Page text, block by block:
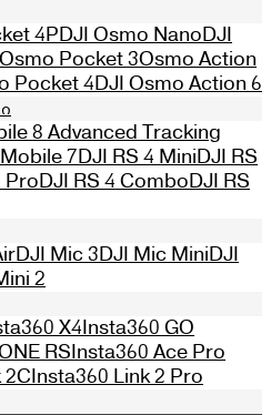
4PDJI Osmo NanoDJI
Pocket 3Osmo Action
Pocket 4DJI Osmo Action 6
8 Advanced Tracking
7DJI RS 4 MiniDJI RS
ProDJI RS 4 ComboDJI RS
DJI Mic 3DJI Mic MiniDJI
2
X4Insta360 GO
RSInsta360 Ace Pro
2CInsta360 Link 2 Pro